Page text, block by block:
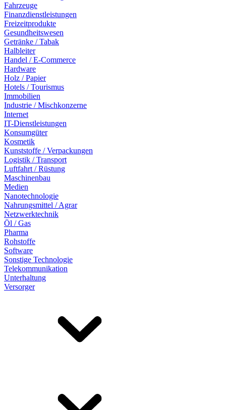
Fahrzeuge
Finanzdienstleistungen
Freizeitprodukte
Gesundheitswesen
Getränke / Tabak
Halbleiter
Handel / E-Commerce
Hardware
Holz / Papier
Hotels / Tourismus
Immobilien
Industrie / Mischkonzerne
Internet
IT-Dienstleistungen
Konsumgüter
Kosmetik
Kunststoffe / Verpackungen
Logistik / Transport
Luftfahrt / Rüstung
Maschinenbau
Medien
Nanotechnologie
Nahrungsmittel / Agrar
Netzwerktechnik
Öl / Gas
Pharma
Rohstoffe
Software
Sonstige Technologie
Telekommunikation
Unterhaltung
Versorger